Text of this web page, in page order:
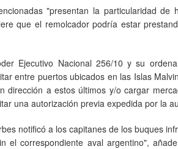
"presentan la particularidad de
que el remolcador podría estar
Ejecutivo Nacional 256/10 y su
entre puertos ubicados en las Islas
dirección a estos últimos y/o cargar
una autorización previa expedida por la
notificó a los capitanes de los buques
el correspondiente aval argentino",